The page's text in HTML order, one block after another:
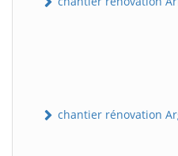
chantier rénovation